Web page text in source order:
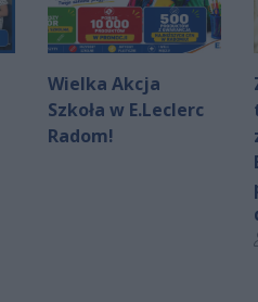
Wielka Akcja
Szkoła w E.Leclerc
Radom!